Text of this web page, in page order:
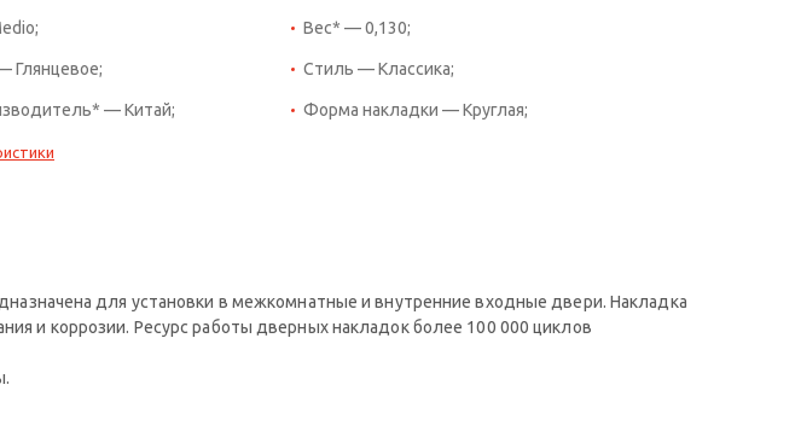
Вес* — 0,130;
Глянцевое; Стиль — Классика;
— Китай; Форма накладки — Круглая;
для установки в межкомнатные и внутренние входные двери. Накладка
и коррозии. Ресурс работы дверных накладок более 100 000 циклов